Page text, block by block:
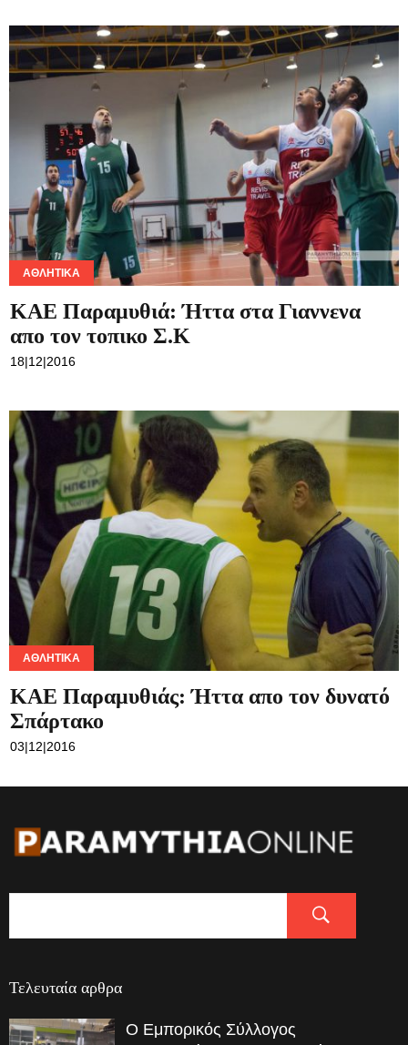
ΑΘΛΗΤΙΚΆ
ΚΑΕ Παραμυθιά: Ήττα στα Γιαννενα
απο τον τοπικο Σ.Κ
18|12|2016
ΑΘΛΗΤΙΚΆ
ΚΑΕ Παραμυθιάς: Ήττα απο τον δυνατό
Σπάρτακο
03|12|2016
Τελευταία αρθρα
Ο Εμπορικός Σύλλογος